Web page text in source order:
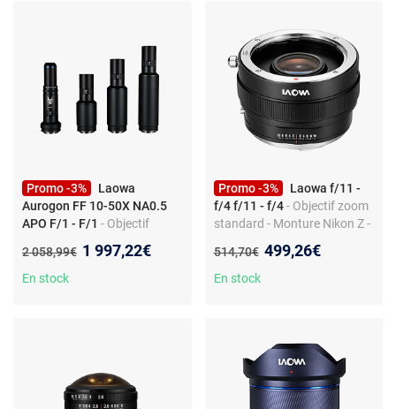
Promo -3%
Laowa
Aurogon FF 10-50X NA0.5
APO F/1 - F/1 - Objectif
standard - Monture Canon
RF - F/1 - APO - 10-50x
Ancien prix :
2 058,99€ Nouveau prix :
1 997,22€
En stock
Promo -3%
Laowa f/11 -
f/4 f/11 - f/4 - Objectif zoom
standard - Monture Nikon Z -
éléments 4 groupes
Ancien prix :
514,70€ Nouveau prix :
499,26€
En stock